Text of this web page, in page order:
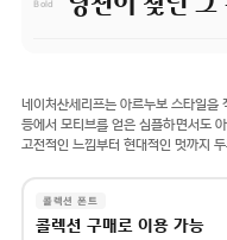
Bold
네이처산세리프는 아르누보 스타일
등에서 모티브를 얻은 심플하면서도
고전적인 느낌부터 현대적인 멋까지
콜렉션 폰트
콜렉션 구매로 이용 가능